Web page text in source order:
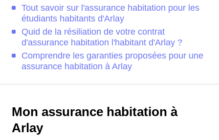
Tout savoir sur l'assurance habitation pour les
étudiants habitants d'Arlay
Quid de la résiliation de votre contrat
d'assurance habitation l'habitant d'Arlay ?
Comprendre les garanties proposées pour une
assurance habitation à Arlay
Mon assurance habitation à
Arlay